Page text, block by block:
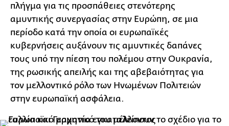
πλήγμα για τις προσπάθειες στενότερης
αμυντικής συνεργασίας στην Ευρώπη, σε μια
περίοδο κατά την οποία οι ευρωπαϊκές
κυβερνήσεις αυξάνουν τις αμυντικές δαπάνες
τους υπό την πίεση του πολέμου στην Ουκρανία,
της ρωσικής απειλής και της αβεβαιότητας για
τον μελλοντικό ρόλο των Ηνωμένων Πολιτειών
στην ευρωπαϊκή ασφάλεια.